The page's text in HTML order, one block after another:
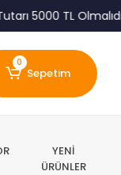
5000 TL
0
Sepetim
YENİ
ÜRÜNLER